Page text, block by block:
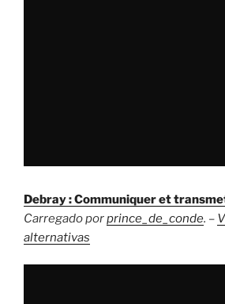
Debray : Communiquer et
Carregado porprince_de_conde. –
alternativas